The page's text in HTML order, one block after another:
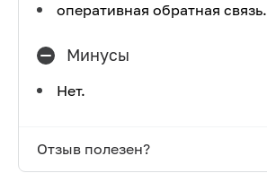
оперативная обратная связь.
Минусы
Нет.
Отзыв полезен?